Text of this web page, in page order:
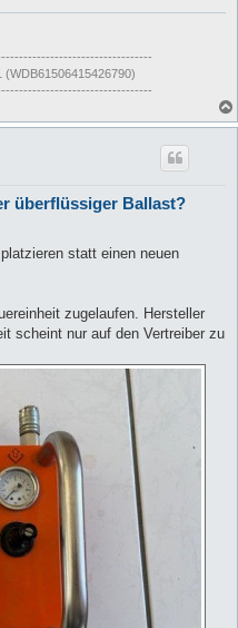
überflüssiger Ballast?
statt einen neuen
zugelaufen. Hersteller
scheint nur auf den Vertreiber zu